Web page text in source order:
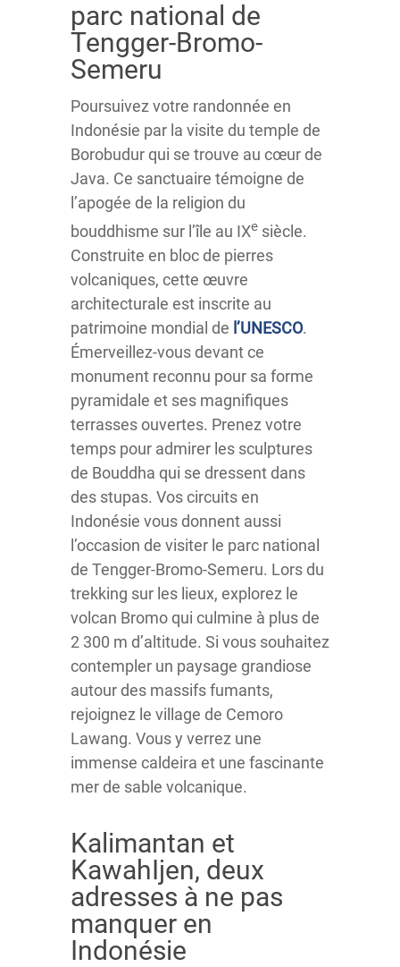
parc national de
Tengger-Bromo-
Semeru
Poursuivez votre randonnée en
Indonésie par la visite du temple de
Borobudur qui se trouve au cœur de
Java. Ce sanctuaire témoigne de
l’apogée de la religion du
bouddhisme sur l’île au IXe siècle.
Construite en bloc de pierres
volcaniques, cette œuvre
architecturale est inscrite au
patrimoine mondial de l’UNESCO.
Émerveillez-vous devant ce
monument reconnu pour sa forme
pyramidale et ses magnifiques
terrasses ouvertes. Prenez votre
temps pour admirer les sculptures
de Bouddha qui se dressent dans
des stupas. Vos circuits en
Indonésie vous donnent aussi
l’occasion de visiter le parc national
de Tengger-Bromo-Semeru. Lors du
trekking sur les lieux, explorez le
volcan Bromo qui culmine à plus de
2 300 m d’altitude. Si vous souhaitez
contempler un paysage grandiose
autour des massifs fumants,
rejoignez le village de Cemoro
Lawang. Vous y verrez une
immense caldeira et une fascinante
mer de sable volcanique.
Kalimantan et
KawahIjen, deux
adresses à ne pas
manquer en
Indonésie